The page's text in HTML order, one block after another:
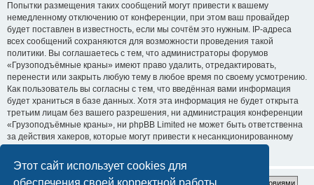
Этот сайт использует cookies для
обеспечения своей корректной работы.
Попытки размещения таких сообщений могут привести к вашему
немедленному отключению от конференции, при этом ваш провайдер
будет поставлен в известность, если мы сочтём это нужным. IP-адреса
всех сообщений сохраняются для возможности проведения такой
политики. Вы соглашаетесь с тем, что администраторы форумов
«Грузоподъёмные краны» имеют право удалить, отредактировать,
перенести или закрыть любую тему в любое время по своему усмотрению.
Как пользователь вы согласны с тем, что введённая вами информация
будет храниться в базе данных. Хотя эта информация не будет открыта
третьим лицам без вашего разрешения, ни администрация конференции
«Грузоподъёмные краны», ни phpBB Limited не может быть ответственна
за действия хакеров, которые могут привести к несанкционированному